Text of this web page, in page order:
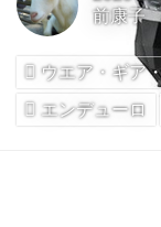
前康子
ウエア・ギア
エンデューロ